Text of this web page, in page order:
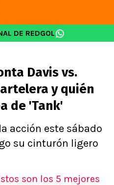
DE REDGOL
Davis vs.
y quién
de 'Tank'
acción este sábado
su cinturón ligero
son los 5 mejores